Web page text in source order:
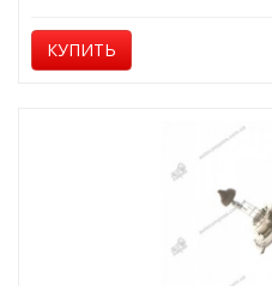
КУПИТЬ